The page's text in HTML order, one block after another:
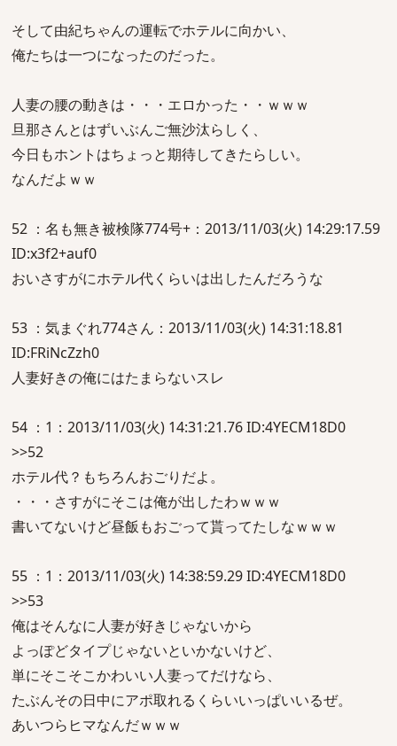
そして由紀ちゃんの運転でホテルに向かい、
俺たちは一つになったのだった。
人妻の腰の動きは・・・エロかった・・ｗｗｗ
旦那さんとはずいぶんご無沙汰らしく、
今日もホントはちょっと期待してきたらしい。
なんだよｗｗ
52 ：名も無き被検隊774号+：2013/11/03(火) 14:29:17.59
ID:x3f2+auf0
おいさすがにホテル代くらいは出したんだろうな
53 ：気まぐれ774さん：2013/11/03(火) 14:31:18.81
ID:FRiNcZzh0
人妻好きの俺にはたまらないスレ
54 ：1：2013/11/03(火) 14:31:21.76 ID:4YECM18D0
>>52
ホテル代？もちろんおごりだよ。
・・・さすがにそこは俺が出したわｗｗｗ
書いてないけど昼飯もおごって貰ってたしなｗｗｗ
55 ：1：2013/11/03(火) 14:38:59.29 ID:4YECM18D0
>>53
俺はそんなに人妻が好きじゃないから
よっぽどタイプじゃないといかないけど、
単にそこそこかわいい人妻ってだけなら、
たぶんその日中にアポ取れるくらいいっぱいいるぜ。
あいつらヒマなんだｗｗｗ